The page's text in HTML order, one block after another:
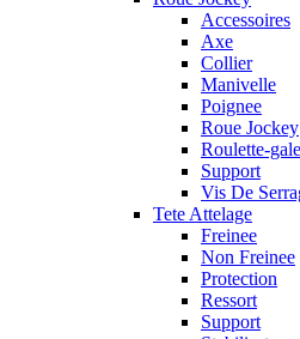
Accessoires
Axe
Collier
Manivelle
Poignee
Roue Jockey
Roulette-
Support
Vis De
Tete Attelage
Freinee
Non Freinee
Protection
Ressort
Support